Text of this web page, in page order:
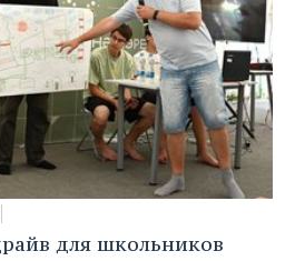
для школьников